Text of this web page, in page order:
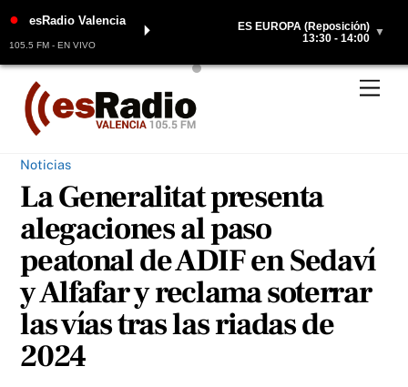
Skip
content
● esRadio Valencia
105.5 FM - EN VIVO
⏵
ES EUROPA (Reposición)
13:30 - 14:00 ▼
Noticias
La Generalitat presenta
alegaciones al paso
peatonal de ADIF en Sedaví
y Alfafar y reclama soterrar
las vías tras las riadas de
2024